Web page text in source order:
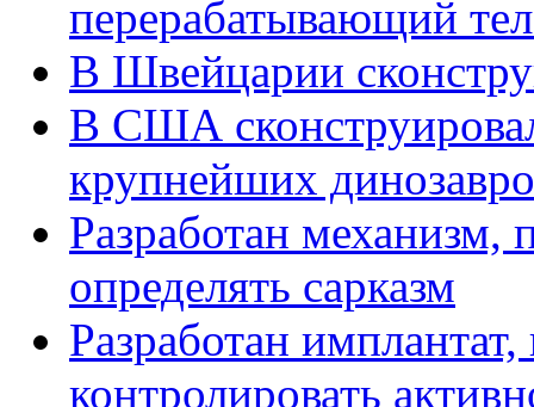
перерабатывающий
В Швейцарии
В США
крупнейших
Разработан механизм,
определять сарказм
Разработан
контролировать